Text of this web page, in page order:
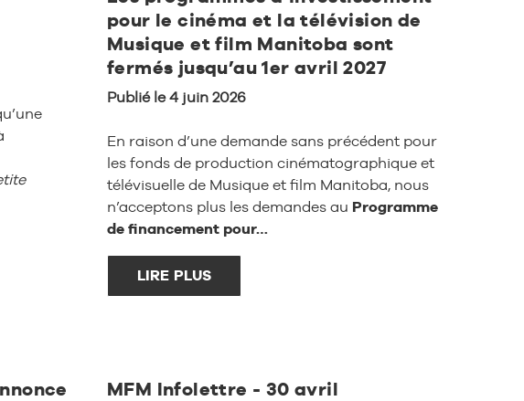
pour le cinéma et la télévision de
Musique et film Manitoba sont
fermés jusqu’au 1er avril 2027
Publié le 4 juin 2026
En raison d’une demande sans précédent pour
les fonds de production cinématographique et
télévisuelle de Musique et film Manitoba, nous
n’acceptons plus les demandes au Programme
de financement pour…
LIRE PLUS
MFM Infolettre - 30 avril